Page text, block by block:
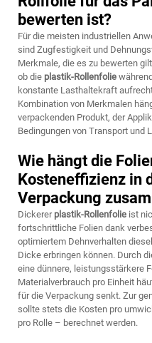
bewerten ist?
Für die meisten industriellen
sind Zugfestigkeit und
Merkmale, die es zu bewerten
ob die plastik-Rollenfolie
konstante Lasthaltekraft
Kombination von Merkmalen
verpackenden Produkt, der
Bedingungen von Transport und
Wie hängt die
Kosteneffizienz in
Verpackung
Dickerer plastik-Rollenfolie ist
fortschrittliche Folien dank
optimiertem Dehnverhalten
Dicke erbringen können. Durch
eine dünnere, leistungsstärkere
Materialverbrauch pro Einheit
für die Verpackung senkt. Zur
sollte stets die Kosten pro
pro Rolle – berechnet werden.